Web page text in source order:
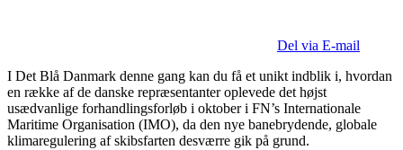
Del via E-mail
I Det Blå Danmark denne gang kan du få et unikt indblik i, hvordan
en række af de danske repræsentanter oplevede det højst
usædvanlige forhandlingsforløb i oktober i FN’s Internationale
Maritime Organisation (IMO), da den nye banebrydende, globale
klimaregulering af skibsfarten desværre gik på grund.